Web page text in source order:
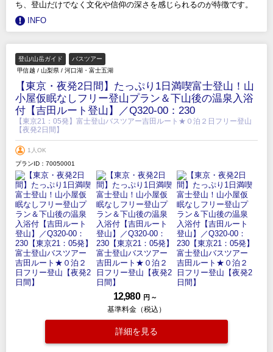
ち、登山だけでなく文化や信仰の深さを感じられるのが特徴です。
INFO
登山/山岳ガイド
バスツアー
甲信越 / 山梨県 / 河口湖・富士五湖
【東京・夜発2日間】たっぷり1日満喫富士登山！山
小屋仮眠なしフリー登山プラン＆下山後の温泉入浴
付【吉田ルート登山】／Q320-00：230
【東京21：05発】富士登山バスツアー吉田ルート★０泊２日フリー登山
【夜発2日間】
1人OK
プランID：70050001
12,980 円 ～
基準料金（税込）
詳細を見る